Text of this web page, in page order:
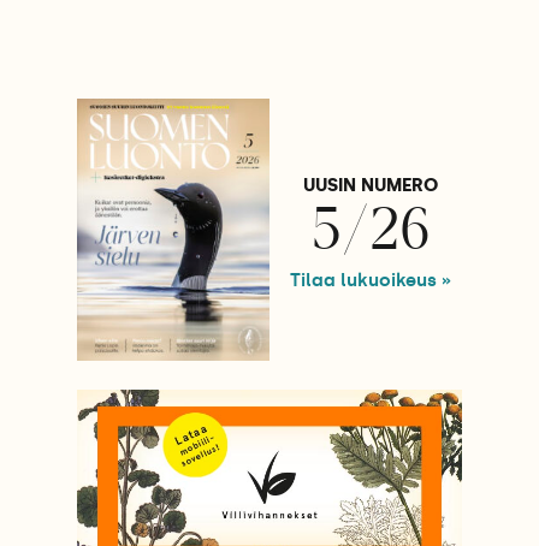
UUSIN NUMERO
5/26
Tilaa lukuoikeus »